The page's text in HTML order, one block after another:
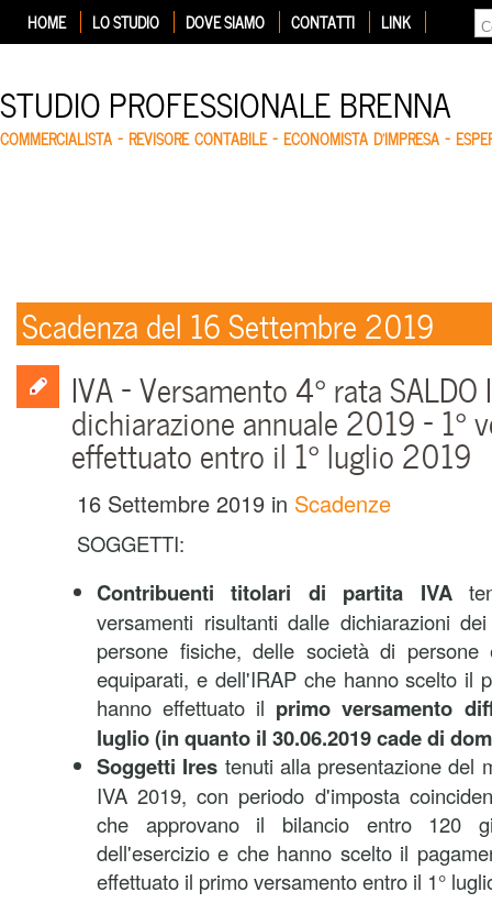
HOME LO STUDIO DOVE SIAMO CONTATTI LINK
STUDIO PROFESSIONALE BRENNA
COMMERCIALISTA – REVISORE CONTABILE – ECONOMISTA D'IMPRESA –
Scadenza del 16 Settembre 2019
IVA – Versamento 4° rata
dichiarazione annuale 2019 – 1°
effettuato entro il 1° luglio 2019
16 Settembre 2019 in Scadenze
SOGGETTI:
Contribuenti titolari di partita IVA
versamenti risultanti dalle dichiarazioni
persone fisiche, delle società di
equiparati, e dell'IRAP che hanno scelto il
hanno effettuato il primo versamento
luglio (in quanto il 30.06.2019 cade di
Soggetti Ires tenuti alla presentazione del
IVA 2019, con periodo d'imposta
che approvano il bilancio entro 120
dell'esercizio e che hanno scelto il
effettuato il primo versamento entro il 1°